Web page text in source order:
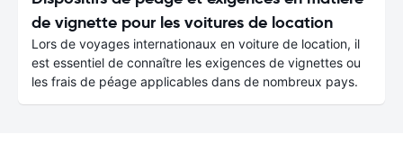
de vignette pour les voitures de location
Lors de voyages internationaux en voiture de location, il
est essentiel de connaître les exigences de vignettes ou
les frais de péage applicables dans de nombreux pays.